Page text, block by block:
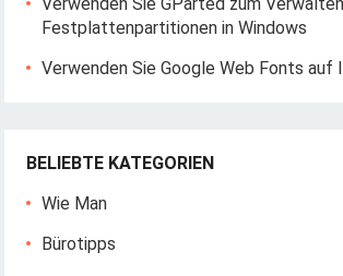
Verwenden Sie GParted zum
Festplattenpartitionen in Windows
Verwenden Sie Google Web Fonts auf
BELIEBTE KATEGORIEN
Wie Man
Bürotipps